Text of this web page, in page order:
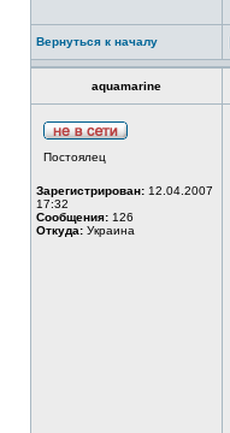
Вернуться к началу
aquamarine
Постоялец
Зарегистрирован: 12.04.2007
17:32
Сообщения: 126
Откуда: Украина